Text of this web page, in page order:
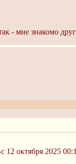
мне знакомо
12 октября 2025